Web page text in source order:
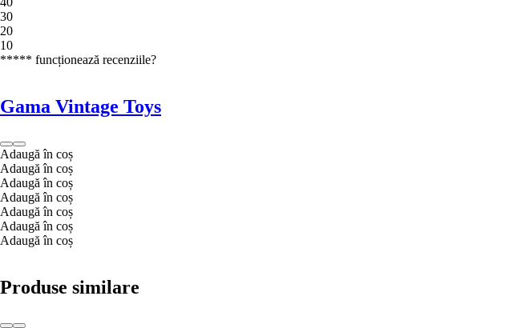
30
20
10
***** funcționează recenziile?
Gama Vintage Toys
Adaugă în coș
Adaugă în coș
Adaugă în coș
Adaugă în coș
Adaugă în coș
Adaugă în coș
Adaugă în coș
Produse similare